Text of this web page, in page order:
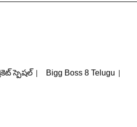
స్పెషల్ Bigg Boss 8 Telugu